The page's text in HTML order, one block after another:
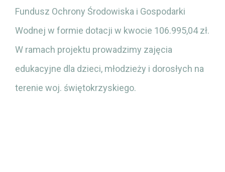
Fundusz Ochrony Środowiska i Gospodarki
Wodnej w formie dotacji w kwocie 106.995,04 zł.
W ramach projektu prowadzimy zajęcia
edukacyjne dla dzieci, młodzieży i dorosłych na
terenie woj. świętokrzyskiego.